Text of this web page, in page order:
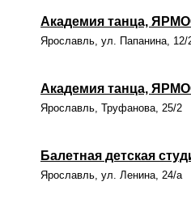
Академия танца,
Ярославль, ул. Папанина,
Академия танца,
Ярославль, Труфанова, 25/2
Балетная детская
Ярославль, ул. Ленина, 24/а